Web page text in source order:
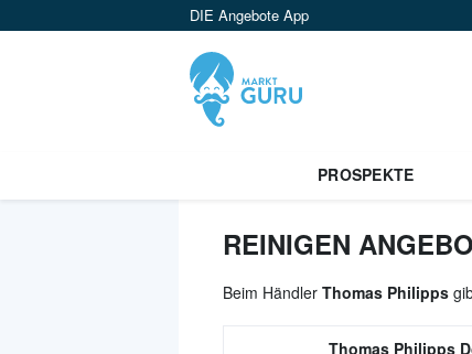
DIE Angebote App
PROSPEKTE
REINIGEN
Beim Händler Thomas Philipps
Thomas Philipps